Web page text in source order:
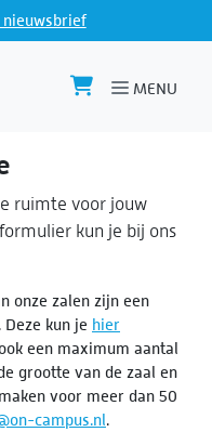
MENU
ruimte voor jouw
kun je bij ons
onze zalen zijn een
kun je hier
een maximum aantal
grootte van de zaal en
voor meer dan 50
campus.nl.